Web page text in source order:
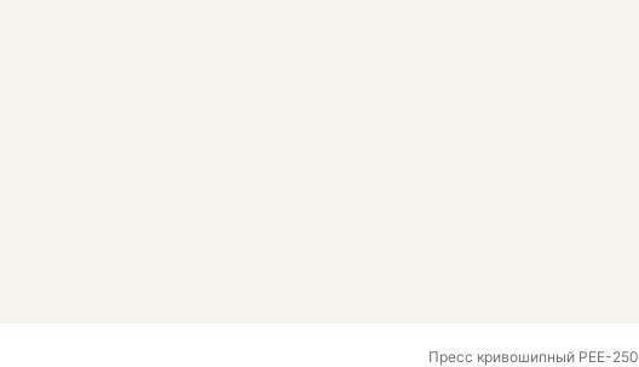
Пресс кривошипный PEE-250